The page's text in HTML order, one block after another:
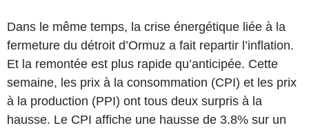
Dans le même temps, la crise énergétique liée à la
fermeture du détroit d’Ormuz a fait repartir l’inflation.
Et la remontée est plus rapide qu’anticipée. Cette
semaine, les prix à la consommation (CPI) et les prix
à la production (PPI) ont tous deux surpris à la
hausse. Le CPI affiche une hausse de 3.8% sur un